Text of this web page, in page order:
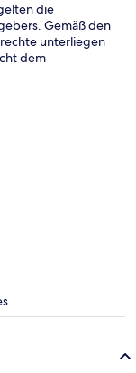
die
Gemäß den
unterliegen
dem